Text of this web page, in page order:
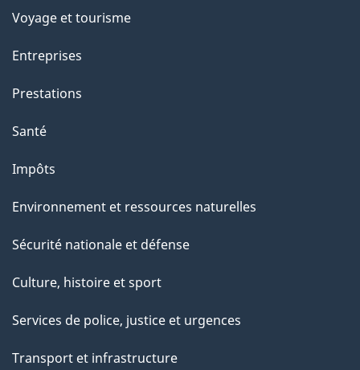
t
t
a
e
Voyage et tourisme
Entreprises
Prestations
Santé
Impôts
Environnement et ressources naturelles
Sécurité nationale et défense
Culture, histoire et sport
Services de police, justice et urgences
Transport et infrastructure